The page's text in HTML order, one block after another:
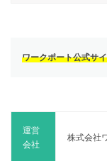
ワークポート公式サ
運営
会社
株式会社